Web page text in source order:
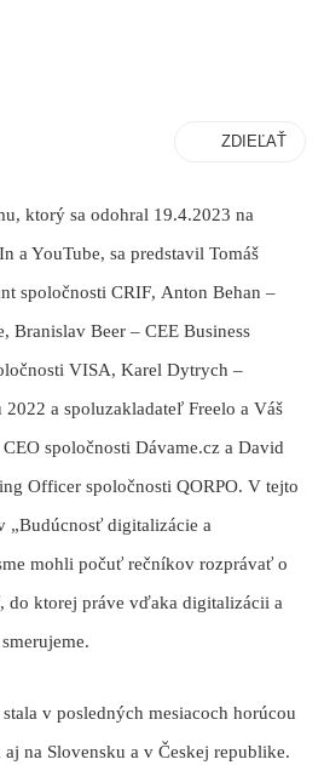
ZDIEĽAŤ
ktorý sa odohral 19.4.2023 na
a YouTube, sa predstavil Tomáš
spoločnosti CRIF, Anton Behan –
, Branislav Beer – CEE Business
VISA, Karel Dytrych –
a spoluzakladateľ Freelo a Váš
spoločnosti Dávame.cz a David
Officer spoločnosti QORPO. V tejto
„Budúcnosť digitalizácie a
mohli počuť rečníkov rozprávať o
do ktorej práve vďaka digitalizácii a
v posledných mesiacoch horúcou
na Slovensku a v Českej republike.